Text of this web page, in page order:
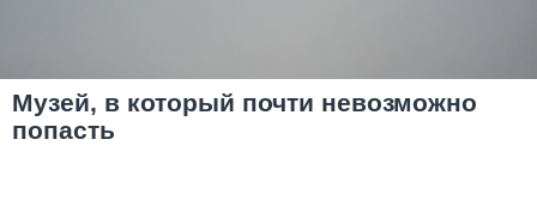
Музей, в который почти невозможно
попасть